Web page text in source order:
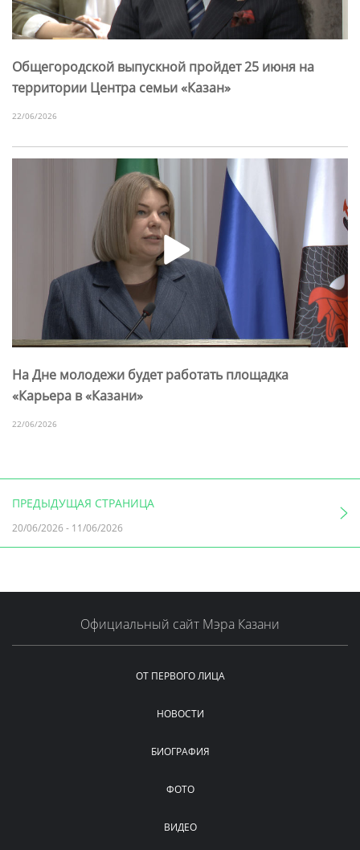
Общегородской выпускной пройдет 25 июня на
территории Центра семьи «Казан»
22/06/2026
На Дне молодежи будет работать площадка
«Карьера в «Казани»
22/06/2026
ПРЕДЫДУЩАЯ СТРАНИЦА
20/06/2026 - 11/06/2026
Официальный сайт Мэра Казани
ОТ ПЕРВОГО ЛИЦА
НОВОСТИ
БИОГРАФИЯ
ФОТО
ВИДЕО